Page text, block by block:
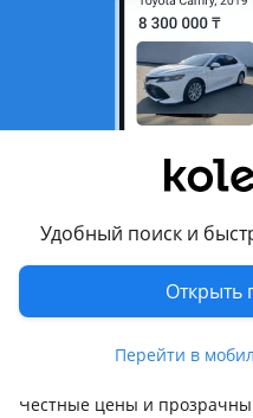
Удобный поиск и
Открыть
Перейти в
расположен наш
Мы лично разбираем
только качественные
отправки в Казахстан.
Первомайская
Почему выбирают нас:
Прямые поставки без
Честные цены и